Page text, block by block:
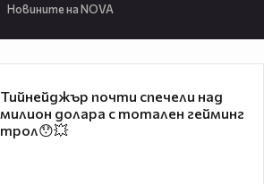
Новините на NOVA
Тийнейджър почти спечели над
милион долара с тотален гейминг
трол😯💥